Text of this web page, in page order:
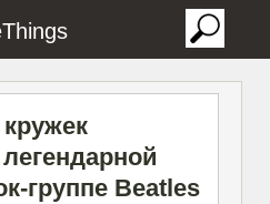
группе Beatles